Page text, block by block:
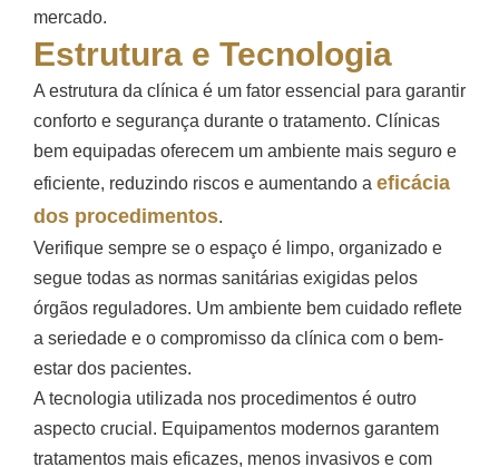
mercado.
Estrutura e Tecnologia
A estrutura da clínica é um fator essencial para garantir
conforto e segurança durante o tratamento. Clínicas
bem equipadas oferecem um ambiente mais seguro e
eficiente, reduzindo riscos e aumentando a eficácia
dos procedimentos.
Verifique sempre se o espaço é limpo, organizado e
segue todas as normas sanitárias exigidas pelos
órgãos reguladores. Um ambiente bem cuidado reflete
a seriedade e o compromisso da clínica com o bem-
estar dos pacientes.
A tecnologia utilizada nos procedimentos é outro
aspecto crucial. Equipamentos modernos garantem
tratamentos mais eficazes, menos invasivos e com